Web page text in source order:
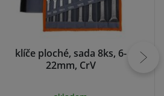
klíče ploché, sada 8ks, 6-
22mm, CrV